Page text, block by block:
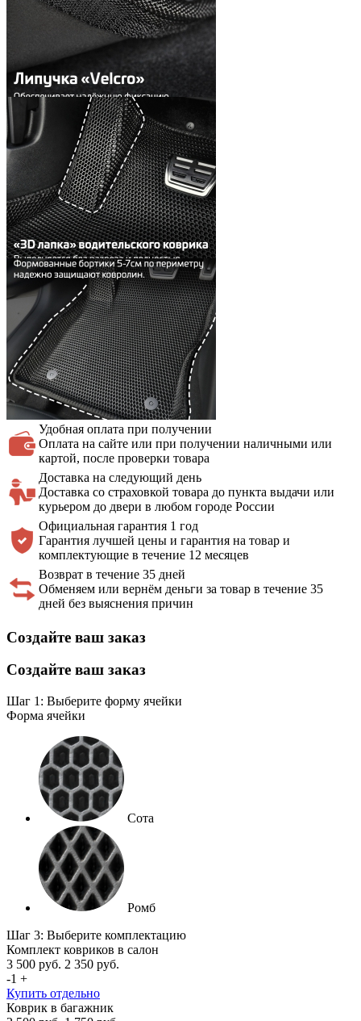
Удобная оплата при получении
Оплата на сайте или при получении наличными или
картой, после проверки товара
Доставка на следующий день
Доставка со страховкой товара до пункта выдачи или
курьером до двери в любом городе России
Официальная гарантия 1 год
Гарантия лучшей цены и гарантия на товар и
комплектующие в течение 12 месяцев
Возврат в течение 35 дней
Обменяем или вернём деньги за товар в течение 35
дней без выяснения причин
Создайте ваш заказ
Создайте ваш заказ
Шаг 1: Выберите форму ячейки
Форма ячейки
Сота
Ромб
Шаг 3: Выберите комплектацию
Комплект ковриков в салон
3 500 руб. 2 350 руб.
-1 +
Купить отдельно
Коврик в багажник